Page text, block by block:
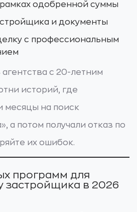
одобренной суммы
и документы
с профессиональным
с 20-летним
историй, где
месяцы на поиск
а потом получали отказ по
их ошибок.
программ для
застройщика в 2026